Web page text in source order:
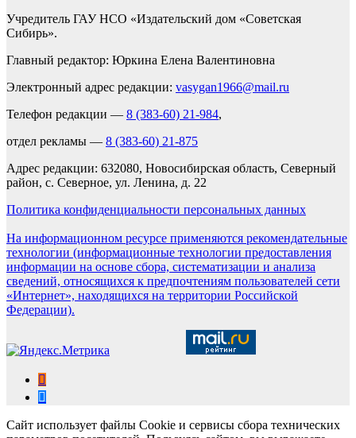
Учредитель ГАУ НСО «Издательский дом «Советская
Сибирь».
Главный редактор: Юркина Елена Валентиновна
Электронный адрес редакции: vasygan1966@mail.ru
Телефон редакции — 8 (383-60) 21-984,
отдел рекламы — 8 (383-60) 21-875
Адрес редакции: 632080, Новосибирская область, Северный
район, с. Северное, ул. Ленина, д. 22
Политика конфиденциальности персональных данных
На информационном ресурсе применяются рекомендательные
технологии (информационные технологии предоставления
информации на основе сбора, систематизации и анализа
сведений, относящихся к предпочтениям пользователей сети
«Интернет», находящихся на территории Российской
Федерации).
Сайт использует файлы Cookie и сервисы сбора технических